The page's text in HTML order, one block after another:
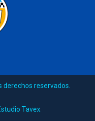
derechos reservados.
Tavex